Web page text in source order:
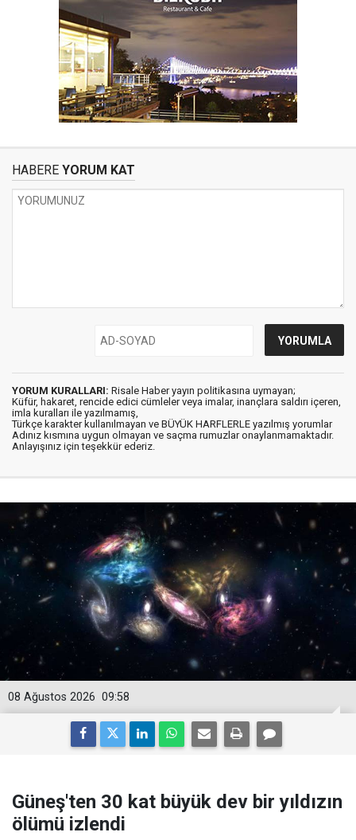
HABERE YORUM KAT
YORUM KURALLARI: Risale Haber yayın politikasına uymayan;
Küfür, hakaret, rencide edici cümleler veya imalar, inançlara saldırı içeren,
imla kuralları ile yazılmamış,
Türkçe karakter kullanılmayan ve BÜYÜK HARFLERLE yazılmış yorumlar
Adınız kısmına uygun olmayan ve saçma rumuzlar onaylanmamaktadır.
Anlayışınız için teşekkür ederiz.
09:58
08 Ağustos 2026
Güneş'ten 30 kat büyük dev bir yıldızın
ölümü izlendi